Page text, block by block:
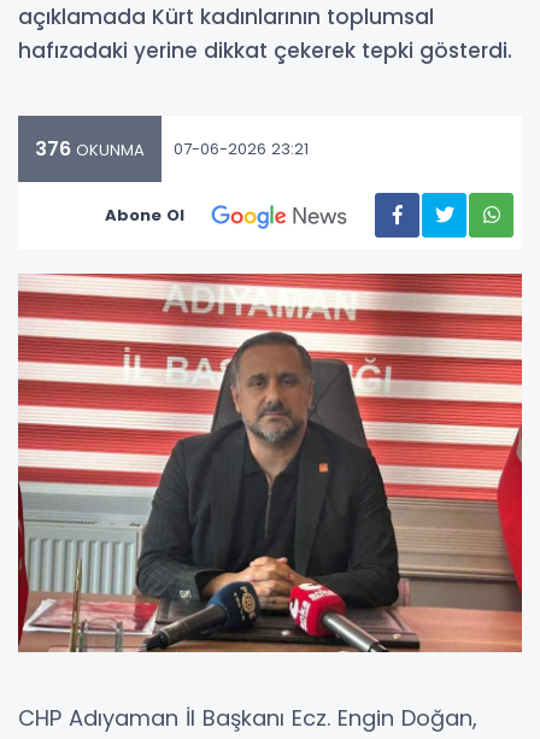
açıklamada Kürt kadınlarının toplumsal
hafızadaki yerine dikkat çekerek tepki gösterdi.
376 OKUNMA 07-06-2026 23:21
Abone Ol
CHP Adıyaman İl Başkanı Ecz. Engin Doğan,